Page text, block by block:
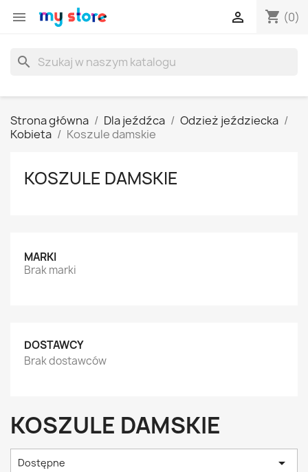
 shopping_cart (0)

search
Strona główna Dla jeźdźca
Odzież jeździecka
Kobieta
Koszule damskie
KOSZULE DAMSKIE
MARKI
Brak marki
DOSTAWCY
Brak dostawców
KOSZULE DAMSKIE
Dostępne 